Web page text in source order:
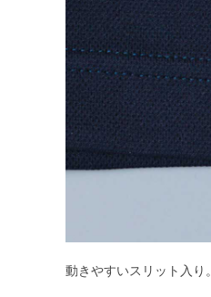
動きやすいスリット入り